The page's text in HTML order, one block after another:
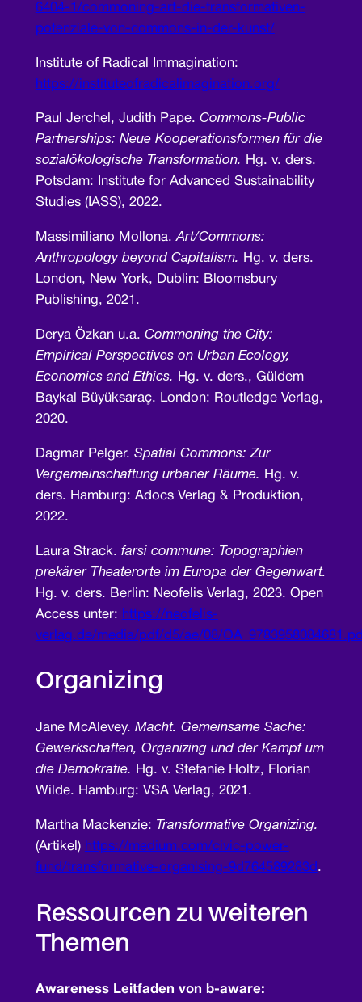
6404-1/commoning-art-die-transformativen-
potenziale-von-commons-in-der-kunst/
Institute of Radical Immagination:
https://instituteofradicalimagination.org/
Paul Jerchel, Judith Pape. Commons-Public
Partnerships: Neue Kooperationsformen für die
sozialökologische Transformation. Hg. v. ders.
Potsdam: Institute for Advanced Sustainability
Studies (IASS), 2022.
Massimiliano Mollona.Art/Commons:
Anthropology beyond Capitalism. Hg. v. ders.
London, New York, Dublin: Bloomsbury
Publishing, 2021.
Derya Özkan u.a. Commoning the City:
Empirical Perspectives on Urban Ecology,
Economics and Ethics. Hg. v. ders., Güldem
Baykal Büyüksaraç. London: Routledge Verlag,
2020.
Dagmar Pelger. Spatial Commons: Zur
Vergemeinschaftung urbaner Räume. Hg. v.
ders. Hamburg: Adocs Verlag & Produktion,
2022.
Laura Strack. farsi commune: Topographien
prekärer Theaterorte im Europa der Gegenwart.
Hg. v. ders. Berlin: Neofelis Verlag, 2023. Open
Access unter: https://neofelis-
verlag.de/media/pdf/d5/ae/08/
Organizing
Jane McAlevey. Macht. Gemeinsame Sache:
Gewerkschaften, Organizing und der Kampf um
die Demokratie. Hg. v. Stefanie Holtz, Florian
Wilde. Hamburg: VSA Verlag, 2021.
Martha Mackenzie: Transformative Organizing.
(Artikel) https://medium.com/civic-power-
fund/transformative-organising-9d764589283d .
Ressourcen zu weiteren
Themen
Awareness Leitfaden von b-aware: